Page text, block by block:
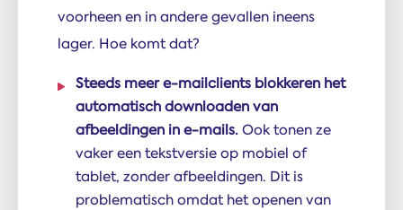
voorheen en in andere gevallen ineens
lager. Hoe komt dat?
Steeds meer e-mailclients blokkeren het
automatisch downloaden van
afbeeldingen in e-mails.Ook tonen ze
vaker een tekstversie op mobiel of
tablet, zonder afbeeldingen. Dit is
problematisch omdat het openen van